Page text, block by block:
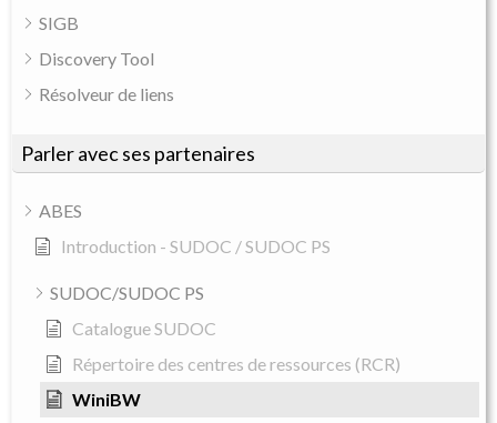
SIGB
Discovery Tool
Résolveur de liens
Parler avec ses partenaires
ABES
Introduction - SUDOC / SUDOC PS
SUDOC/SUDOC PS
Catalogue SUDOC
Répertoire des centres de ressources (RCR)
WiniBW